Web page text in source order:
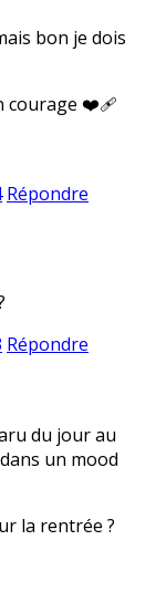
bon je dois
courage ❤️‍🩹
Répondre
Répondre
du jour au
un mood
la rentrée ?